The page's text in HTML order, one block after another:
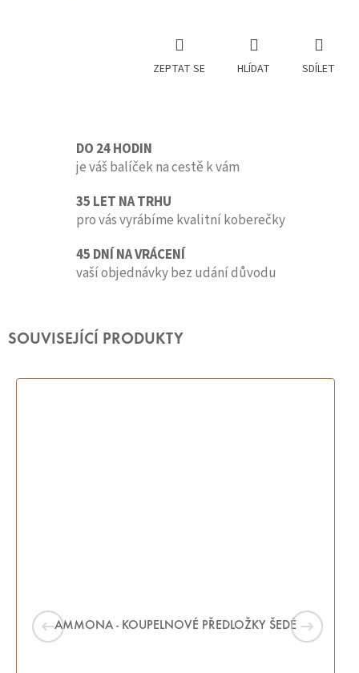
ZEPTAT SE HLÍDAT SDÍLET
DO 24 HODIN
je váš balíček na cestě k vám
35 LET NA TRHU
pro vás vyrábíme kvalitní koberečky
45 DNÍ NA VRÁCENÍ
vaší objednávky bez udání důvodu
SOUVISEJÍCÍ PRODUKTY
AMMONA - KOUPELNOVÉ PŘEDLOŽKY ŠEDÉ